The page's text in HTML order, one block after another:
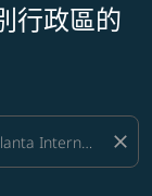
行政區的
close